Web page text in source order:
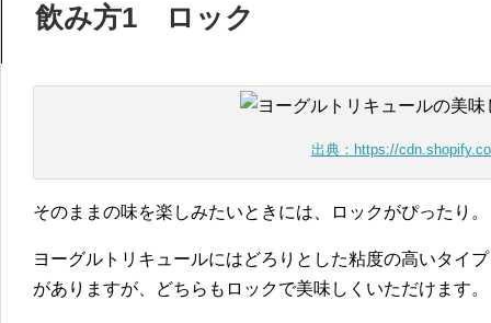
飲み方1 ロック
出典：https://
そのままの味を楽しみたいときには、ロックがぴったり。
ヨーグルトリキュールにはどろりとした粘度の高いタイ
がありますが、どちらもロックで美味しくいただけます。